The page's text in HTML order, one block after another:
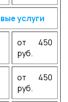
услуги
от 450
руб.
от 450
руб.